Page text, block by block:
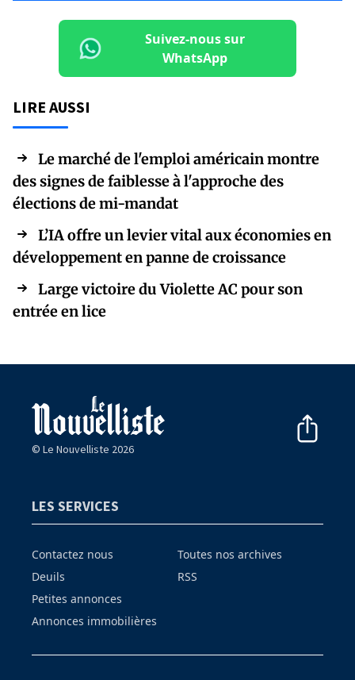
Suivez-nous sur
WhatsApp
LIRE AUSSI
Le marché de l'emploi américain montre
des signes de faiblesse à l'approche des
élections de mi-mandat
L’IA offre un levier vital aux économies en
développement en panne de croissance
Large victoire du Violette AC pour son
entrée en lice
© Le Nouvelliste 2026
LES SERVICES
Contactez nous
Deuils
Petites annonces
Annonces immobilières
Toutes nos archives
RSS